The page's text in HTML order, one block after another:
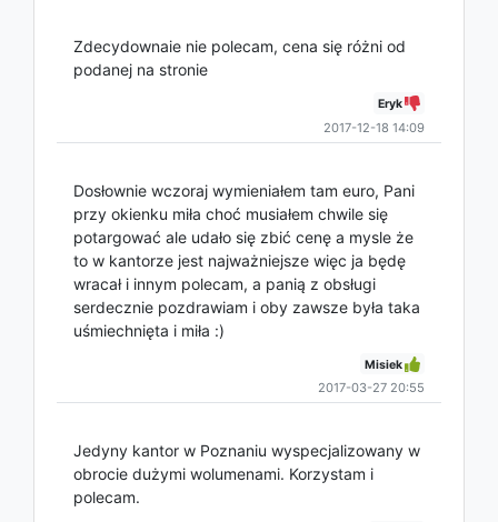
Zdecydownaie nie polecam, cena się różni od
podanej na stronie
Eryk
2017-12-18 14:09
Dosłownie wczoraj wymieniałem tam euro, Pani
przy okienku miła choć musiałem chwile się
potargować ale udało się zbić cenę a mysle że
to w kantorze jest najważniejsze więc ja będę
wracał i innym polecam, a panią z obsługi
serdecznie pozdrawiam i oby zawsze była taka
uśmiechnięta i miła :)
Misiek
2017-03-27 20:55
Jedyny kantor w Poznaniu wyspecjalizowany w
obrocie dużymi wolumenami. Korzystam i
polecam.